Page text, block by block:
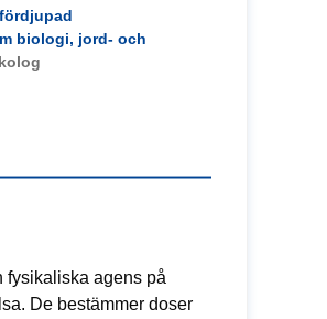
biologi, jord- och
fysikaliska agens på
De bestämmer doser